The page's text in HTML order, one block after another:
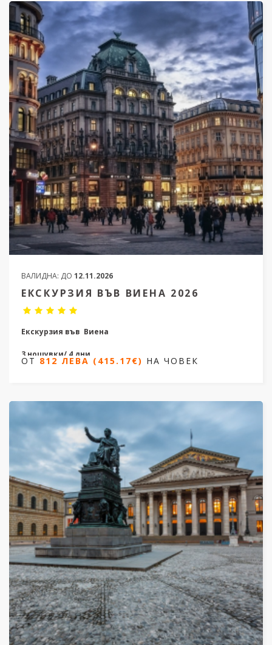
ОТ 618 ЛЕВА (315.98€) НА ЧОВЕК
ВАЛИДНА: ДО 12.11.2026
ЕКСКУРЗИЯ ВЪВ ВИЕНА 2026
Екскурзия във Виена
3 нощувки/ 4 дни
ОТ 812 ЛЕВА (415.17€) НА ЧОВЕК